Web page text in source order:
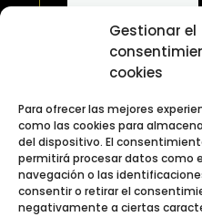
Gestionar el
cookies
Para ofrecer las mejores
como las cookies para
del dispositivo. El
permitirá procesar datos como
navegación o las
consentir o retirar el
negativamente a ciertas
Banco de
fotografias
Categoria